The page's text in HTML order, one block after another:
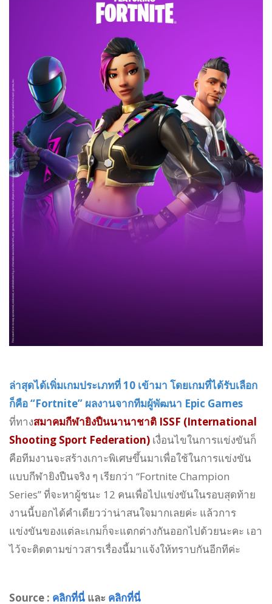
ล่าสุดได้เพิ่มเกมประเภทที่ 10 เข้ามา โดยเกมที่ได้รับเลือก
ก็คือ “Fortnite” ผลงานจากทีมผู้พัฒนา Epic Games
ที่ทางสมาคมกีฬายิงปืนนานาชาติ ISSF (International
Shooting Sport Federation) เงื่อนไขในการแข่งขันก็
คือทีมงานจะสร้างเกาะพิเศษขึ้นมาเพื่อใช้ในการแข่งขัน
แบบกีฬายิงปืนจริง ๆ เรียกว่า “Fortnite Champion
Series” ที่จะหาผู้ชนะ 12 คนเพื่อไปแข่งขันในรอบสุดท้าย
งานนี้บอกได้คำเดียวว่าน่าสนใจมากเลยค่ะ แล้วการ
แข่งขันของแต่ละเกมก็จะแตกต่างกันออกไปด้วยนะคะ เอา
ไว้จะติดตามข่าวสารเรื่องนี้มาแจ้งให้ทราบกันอีกทีค่ะ
Source : คลิกที่นี่ และ คลิกที่นี่